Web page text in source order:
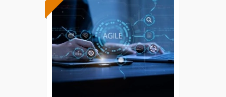
Formación 100%
subvencionada.
Para desempleados,
trabajadores y autónomos.
Sector
-Administración.